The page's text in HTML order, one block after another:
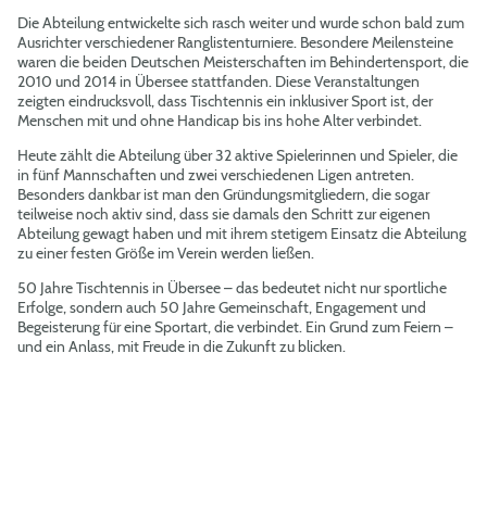
Die Abteilung entwickelte sich rasch weiter und wurde schon bald zum
Ausrichter verschiedener Ranglistenturniere. Besondere Meilensteine
waren die beiden Deutschen Meisterschaften im Behindertensport, die
2010 und 2014 in Übersee stattfanden. Diese Veranstaltungen
zeigten eindrucksvoll, dass Tischtennis ein inklusiver Sport ist, der
Menschen mit und ohne Handicap bis ins hohe Alter verbindet.
Heute zählt die Abteilung über 32 aktive Spielerinnen und Spieler, die
in fünf Mannschaften und zwei verschiedenen Ligen antreten.
Besonders dankbar ist man den Gründungsmitgliedern, die sogar
teilweise noch aktiv sind, dass sie damals den Schritt zur eigenen
Abteilung gewagt haben und mit ihrem stetigem Einsatz die Abteilung
zu einer festen Größe im Verein werden ließen.
50 Jahre Tischtennis in Übersee – das bedeutet nicht nur sportliche
Erfolge, sondern auch 50 Jahre Gemeinschaft, Engagement und
Begeisterung für eine Sportart, die verbindet. Ein Grund zum Feiern –
und ein Anlass, mit Freude in die Zukunft zu blicken.